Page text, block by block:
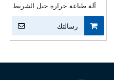
آلة طباعة حرارة حبل الشريط
التلقائي عالي الكفاءة
رسالتك